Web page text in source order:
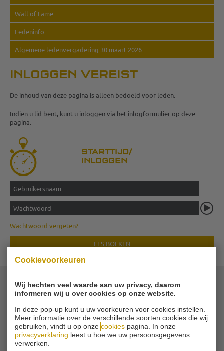
Cookievoorkeuren
Wij hechten veel waarde aan uw privacy, daarom
informeren wij u over cookies op onze website.
In deze pop-up kunt u uw voorkeuren voor cookies instellen.
Meer informatie over de verschillende soorten cookies die wij
gebruiken, vindt u op onzecookiespagina. In onze
privacyverklaring leest u hoe we uw persoonsgegevens
verwerken.
Wall of Fame
Ledeninfo
Algemene ledenvergadering 30 maart 2026
INLOGGEN VEREIST
De inhoud van deze pagina is alleen bedoeld voor leden.
Indien u lid bent, kunt u inloggen via het inlogformulier op deze
pagina.
STARTTIJD/
INLOGGEN
Wachtwoord vergeten?
LES BOEKEN
© 2026 Golfvereniging Schinkelshoek
Zuidbuurt 79 - 3132 KA Vlaardingen |
Tel 010 - 460 21 39
Email